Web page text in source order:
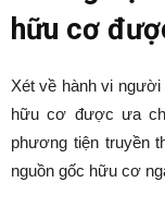
hữu cơ
Xét về hành vi
hữu cơ được ưa
phương tiện truyền
nguồn gốc hữu cơ